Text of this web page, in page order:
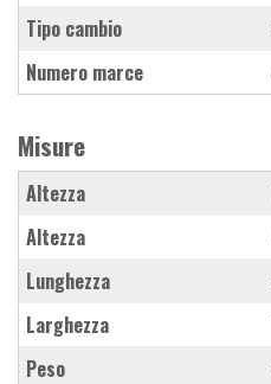
Tipo cambio
Numero marce
Misure
Altezza
Altezza
Lunghezza
Larghezza
Peso